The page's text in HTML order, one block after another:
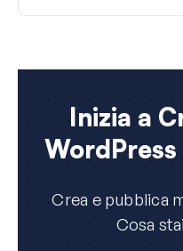
Inizia a
Crea e pubblica
Cosa